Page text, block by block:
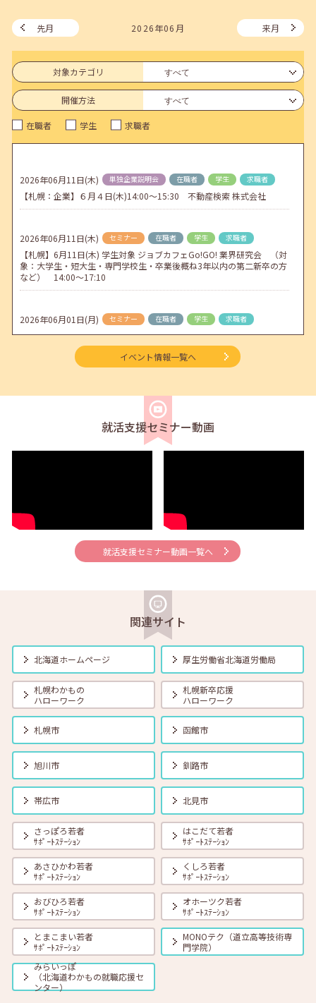
メールカウンセリング、就職決定報告フォーム復旧いたしました。
2026年05月25日(月) jobcafeからのお知らせ
6月のセミナー情報を公開いたしました。
2026年05月01日(金) jobcafeからのお知らせ
連休前後（ゴールデンウィーク）のメールキャリア・アドバイス対応
についてのお知らせ
2026年04月02日(木) jobcafeからのお知らせ
先月 2026年06月 来月
対象カテゴリ
開催方法
在職者 学生 求職者
2026年06月11日(木) 単独企業説明会 在職者 学生 求職者
【札幌：企業】６月４日(木)14:00～15:30 不動産検索 株式会社
2026年06月11日(木) セミナー 在職者 学生 求職者
【札幌】6月11日(木) 学生対象 ジョブカフェGo!GO! 業界研究会 （対
象：大学生・短大生・専門学校生・卒業後概ね3年以内の第二新卒の方
など） 14:00～17:10
2026年06月01日(月) セミナー 在職者 学生 求職者
【函館・対面】6月3日（水）就勝塾 就活ストレス解消法 13:30～14:30
【帯広・対面】6月5日（金）就勝塾 求人票の見方 11:00～11:40
セミナー 在職者 学生
【釧路・対面】6月12日（金）就勝塾 自己分析 13:30～14:30
【オンライン】6月12日（金）就活ストレス４つの解消法 14:00～
14:30
2026年06月01日(月) セミナー 在職者 学生 求職者
在職者
【函館・対面】6月17日（水）就勝塾 採用につながる応募書類の書き
方 13:30～14:30
2026年06月01日(月) 学生 求職者
【帯広・対面】6月19日（金） 就勝塾 会話力アップ～アサーティブ・
コミュニケーション～ 11:00～11:40
学生
【オンライン】6月23日（火）採用につながる応募書類の書き方 14:00
～14:45
2026年06月01日(月) 学生 求職者
【オンライン】6月25日（木）小さな夢からかなえてみよう 14:00～
14:30
イベント情報一覧へ
就活支援セミナー動画
就活支援セミナー動画一覧へ
関連サイト
北海道ホームページ 厚生労働省北海道労働局
札幌わかもの
ハローワーク
札幌新卒応援
ハローワーク
札幌市 函館市
旭川市 釧路市
帯広市 北見市
さっぽろ若者
ｻﾎﾟｰﾄｽﾃｰｼｮﾝ
はこだて若者
ｻﾎﾟｰﾄｽﾃｰｼｮﾝ
あさひかわ若者
ｻﾎﾟｰﾄｽﾃｰｼｮﾝ
くしろ若者
ｻﾎﾟｰﾄｽﾃｰｼｮﾝ
おびひろ若者
ｻﾎﾟｰﾄｽﾃｰｼｮﾝ
オホーツク若者
ｻﾎﾟｰﾄｽﾃｰｼｮﾝ
とまこまい若者
ｻﾎﾟｰﾄｽﾃｰｼｮﾝ
MONOテク（道立高等技術専
門学院）
みらいっぽ
（北海道わかもの就職応援セ
ンター）